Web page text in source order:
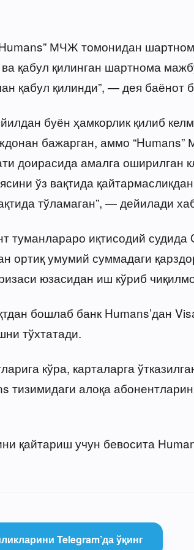
МЧЖ томонидан
қабул қилинган шартнома
қабул қилинди”, — дея баёнот
буён ҳамкорлик қилиб
бажарган, аммо
доирасида амалга оширилган
ўз вақтида
тўламаган”, — дейилади
туманлараро иқтисодий судида
ортиқ умумий суммадаги
юзасидан иш кўриб
бошлаб банк Humans’дан
тўхтатади.
кўра, карталарга
тизимидаги алоқа
қайтариш учун бевосита
Telegram’да ўқинг